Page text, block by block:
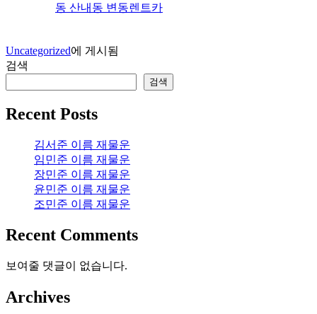
동 산내동 변동렌트카
Uncategorized에 게시됨
검색
검색
Recent Posts
김서준 이름 재물운
임민준 이름 재물운
장민준 이름 재물운
윤민준 이름 재물운
조민준 이름 재물운
Recent Comments
보여줄 댓글이 없습니다.
Archives